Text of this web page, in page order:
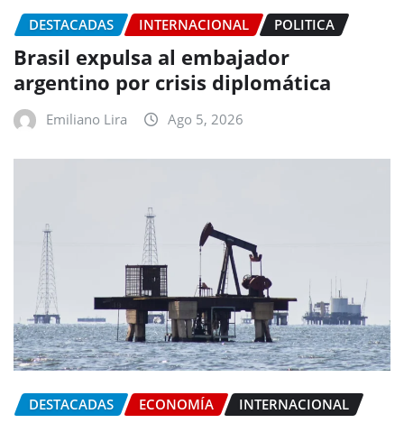
DESTACADAS INTERNACIONAL POLITICA
Brasil expulsa al embajador
argentino por crisis diplomática
Emiliano Lira Ago 5, 2026
DESTACADAS ECONOMÍA INTERNACIONAL